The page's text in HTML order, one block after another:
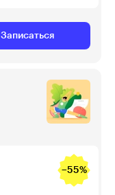
Записаться
−55%